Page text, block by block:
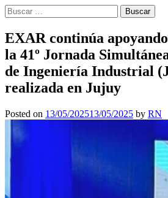
Buscar:
EXAR continúa
la 41º Jornada
de Ingeniería Industrial
realizada en Jujuy
Posted on 13/05/202513/05/2025 by RN